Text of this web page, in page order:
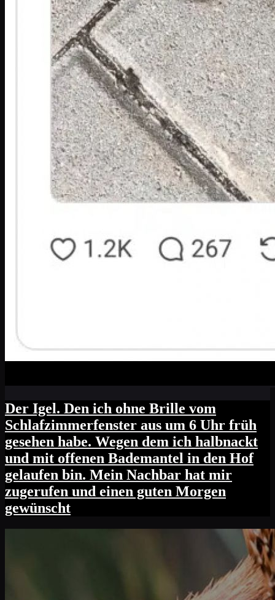
Der Igel. Den ich ohne Brille vom
Schlafzimmerfenster aus um 6 Uhr früh
gesehen habe. Wegen dem ich halbnackt
und mit offenen Bademantel in den Hof
gelaufen bin. Mein Nachbar hat mir
zugerufen und einen guten Morgen
gewünscht